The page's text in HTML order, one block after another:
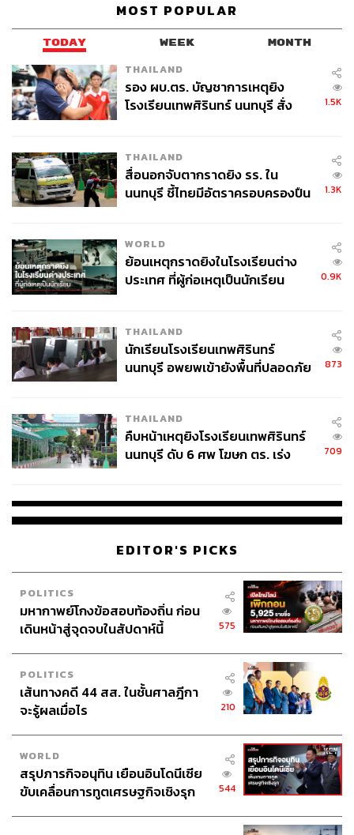
MOST POPULAR
TODAY WEEK MONTH
THAILAND
รอง ผบ.ตร. บัญชาการเหตุยิง
โรงเรียนเทพศิรินทร์ นนทบุรี สั่ง
1.5K
THAILAND
สื่อนอกจับตากราดยิง รร. ใน
นนทบุรี ชี้ไทยมีอัตราครอบครองปืน
1.3K
WORLD
ย้อนเหตุกราดยิงในโรงเรียนต่าง
ประเทศ ที่ผู้ก่อเหตุเป็นนักเรียน
0.9K
THAILAND
นักเรียนโรงเรียนเทพศิรินทร์
นนทบุรี อพยพเข้ายังพื้นที่ปลอดภัย
873
THAILAND
คืบหน้าเหตุยิงโรงเรียนเทพศิรินทร์
นนทบุรี ดับ 6 ศพ โฆษก ตร. เร่ง
709
EDITOR'S PICKS
POLITICS
มหากาพย์โกงข้อสอบท้องถิ่น ก่อน
เดินหน้าสู่จุดจบในสัปดาห์นี้
575
POLITICS
เส้นทางคดี 44 สส. ในชั้นศาลฎีกา
จะรู้ผลเมื่อไร
210
WORLD
สรุปภารกิจอนุทิน เยือนอินโดนีเซีย
ขับเคลื่อนการทูตเศรษฐกิจเชิงรุก
544